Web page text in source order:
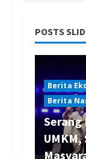
POSTS
Berita
Berita
Serang
UMKM,